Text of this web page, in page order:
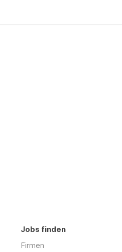
Jobs finden
Firmen